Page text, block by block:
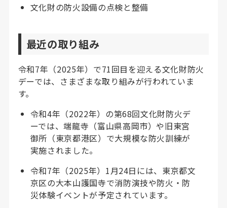
文化財の防火設備の点検と整備
最近の取り組み
令和7年（2025年）で71回目を迎える文化財防火
デーでは、さまざまな取り組みが行われていま
す。
令和4年（2022年）の第68回文化財防火デ
ーでは、端龍寺（富山県高岡市）や旧東宮
御所（東京都港区）で大規模な防火訓練が
実施されました。
令和7年（2025年）1月24日には、東京都文
京区の大本山護国寺で消防演技や防火・防
災体験イベントが予定されています。